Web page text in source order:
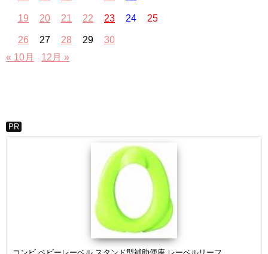
19 20 21 22 23 24 25
26 27 28 29
30
« 10月
12月 »
PR